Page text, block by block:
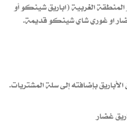
الغربية (اباريق شينكو أو
او غوري شاي شينكو قديمة.
بإضافته إلى سلة المشتريات.
غضار